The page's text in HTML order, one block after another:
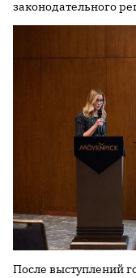
законодательного
После выступлений